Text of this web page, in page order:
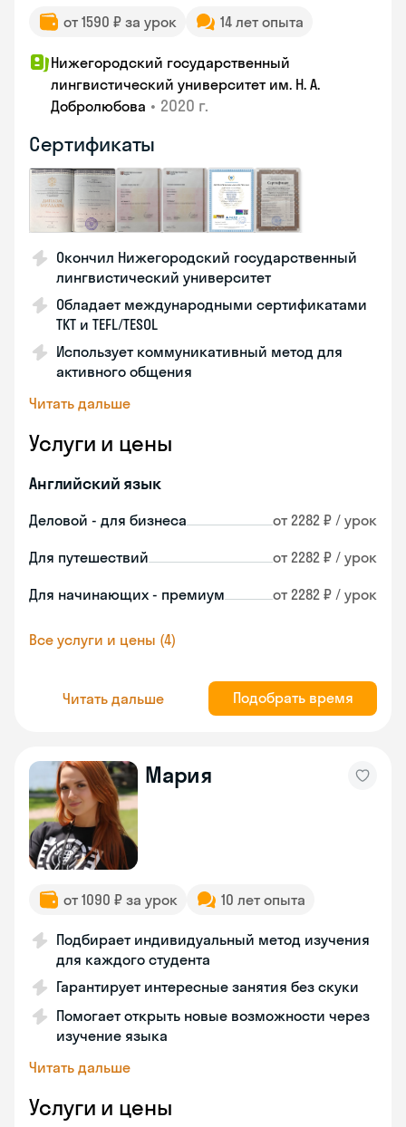
от 1590 ₽ за урок 14 лет опыта
Нижегородский государственный
лингвистический университет им. Н. А.
Добролюбова • 2020 г.
Сертификаты
Окончил Нижегородский государственный
лингвистический университет
Обладает международными сертификатами
TKT и TEFL/TESOL
Использует коммуникативный метод для
активного общения
Читать дальше
Услуги и цены
Английский язык
Деловой - для бизнеса от 2282 ₽ / урок
Для путешествий от 2282 ₽ / урок
Для начинающих - премиум от 2282 ₽ / урок
Все услуги и цены (4)
Читать дальше Подобрать время
Мария
от 1090 ₽ за урок 10 лет опыта
Подбирает индивидуальный метод изучения
для каждого студента
Гарантирует интересные занятия без скуки
Помогает открыть новые возможности через
изучение языка
Читать дальше
Услуги и цены